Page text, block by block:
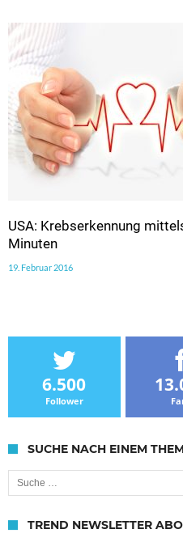
USA: Krebserkennung
Minuten
19. Februar 2016
6.500
Follower
SUCHE NACH EINEM
Suche nach:
TREND NEWSLETTER